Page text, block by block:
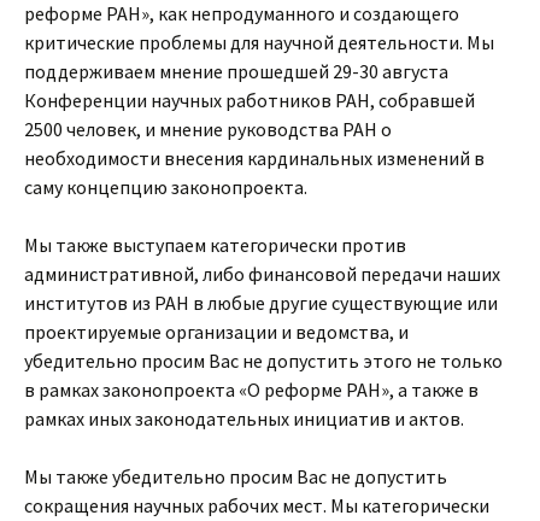
реформе РАН», как непродуманного и создающего
критические проблемы для научной деятельности. Мы
поддерживаем мнение прошедшей 29-30 августа
Конференции научных работников РАН, собравшей
2500 человек, и мнение руководства РАН о
необходимости внесения кардинальных изменений в
саму концепцию законопроекта.
Мы также выступаем категорически против
административной, либо финансовой передачи наших
институтов из РАН в любые другие существующие или
проектируемые организации и ведомства, и
убедительно просим Вас не допустить этого не только
в рамках законопроекта «О реформе РАН», а также в
рамках иных законодательных инициатив и актов.
Мы также убедительно просим Вас не допустить
сокращения научных рабочих мест. Мы категорически